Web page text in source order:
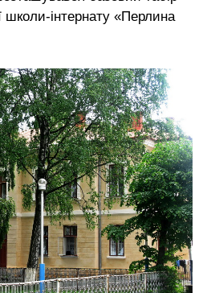
школи-інтернату «Перлина